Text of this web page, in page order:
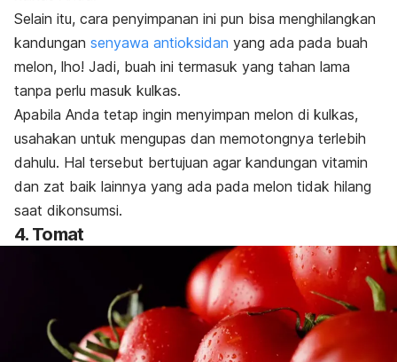
Selain itu, cara penyimpanan ini pun bisa menghilangkan
kandungan senyawa antioksidan yang ada pada buah
melon, lho! Jadi, buah ini termasuk yang tahan lama
tanpa perlu masuk kulkas.
Apabila Anda tetap ingin menyimpan melon di kulkas,
usahakan untuk mengupas dan memotongnya terlebih
dahulu. Hal tersebut bertujuan agar kandungan vitamin
dan zat baik lainnya yang ada pada melon tidak hilang
saat dikonsumsi.
4. Tomat